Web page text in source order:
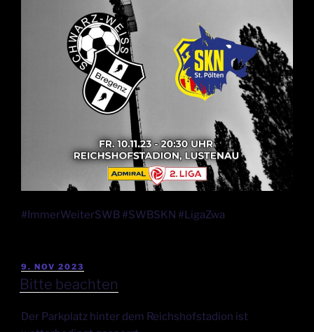
#ImmerWeiterSWB #SWBSKN #LigaZwa
9. NOV 2023
Bitte beachten
Der Parkplatz hinter dem Reichshofstadion ist